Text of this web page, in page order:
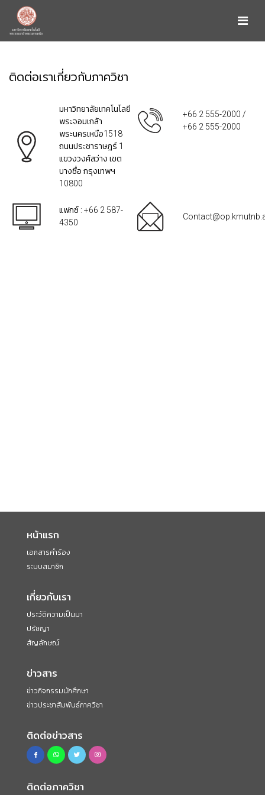
ติดต่อเราเกี่ยวกับภาควิชา
มหาวิทยาลัยเทคโนโลยี
พระจอมเกล้า
พระนครเหนือ1518
ถนนประชาราษฎร์ 1
แขวงวงศ์สว่าง เขต
บางซื่อ กรุงเทพฯ
10800
+66 2 555-2000 /
+66 2 555-2000
แฟกซ์ : +66 2 587-
4350
หน้าแรก
เอกสารคำร้อง
ระบบสมาชิก
เกี่ยวกับเรา
ประวัติความเป็นมา
ปรัชญา
สัญลักษณ์
ข่าวสาร
ข่าวกิจกรรมนักศึกษา
ข่าวประชาสัมพันธ์ภาควิชา
ติดต่อข่าวสาร
ติดต่อภาควิชา